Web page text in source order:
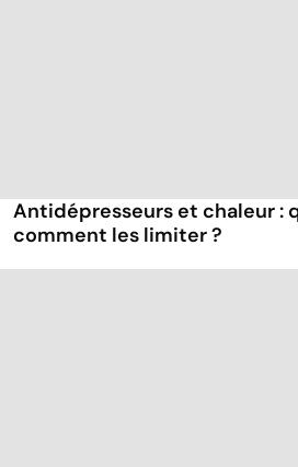
Antidépresseurs et chaleur :
comment les limiter ?